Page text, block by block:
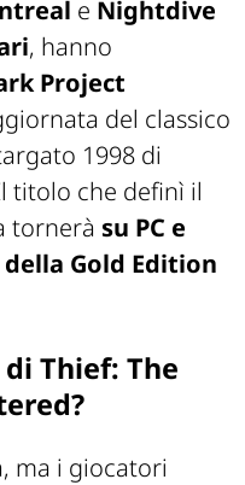
e Nightdive
, hanno
Project
del classico
1998 di
titolo che definì il
tornerà su PC e
Gold Edition
Thief: The
ma i giocatori